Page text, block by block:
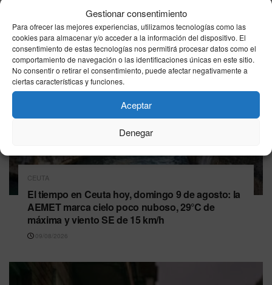
Gestionar consentimiento
Para ofrecer las mejores experiencias, utilizamos tecnologías como las
cookies para almacenar y/o acceder a la información del dispositivo. El
consentimiento de estas tecnologías nos permitirá procesar datos como el
comportamiento de navegación o las identificaciones únicas en este sitio.
No consentir o retirar el consentimiento, puede afectar negativamente a
ciertas características y funciones.
Aceptar
Denegar
CEUTA
El tiempo en Ceuta hoy, domingo 9 de agosto: la
AEMET marca cielo poco nuboso, 29°C de
máxima y viento SE de 15 km/h
09/08/2026